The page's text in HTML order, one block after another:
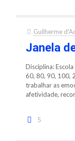
Guilherme
Janela
Disciplina:
60, 80, 90, 100,
trabalhar as
afetividade,
5